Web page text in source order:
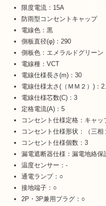
限度電流：15A
防雨型コンセントキャップ
電線色：黒
側板直径(φ)：290
側板色：エメラルドグリーン
電線種：VCT
電線仕様長さ(m)：30
電線仕様太さ(（ＭＭ２）)：
電線仕様芯数(C)：3
定格電流(A)：5
コンセント仕様定格：キャ
コンセント仕様形状：（三相
コンセント仕様個数：3
漏電遮断器仕様：漏電地絡保
温度センサー：-
通電ランプ：○
接地端子：○
2P・3P兼用プラグ：○